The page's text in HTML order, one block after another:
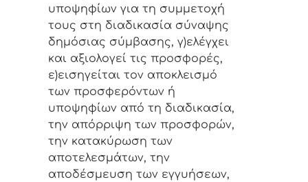
υποψηφίων για τη συμμετοχή
τους στη διαδικασία σύναψης
δημόσιας σύμβασης, γ)ελέγχει
και αξιολογεί τις προσφορές,
ε)εισηγείται τον αποκλεισμό
των προσφερόντων ή
υποψηφίων από τη διαδικασία,
την απόρριψη των προσφορών,
την κατακύρωση των
αποτελεσμάτων, την
αποδέσμευση των εγγυήσεων,